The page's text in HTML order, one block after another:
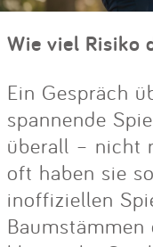
Wie viel Risiko
Ein Gespräch
spannende
überall – nicht
oft haben sie
inoffiziellen
Baumstämmen